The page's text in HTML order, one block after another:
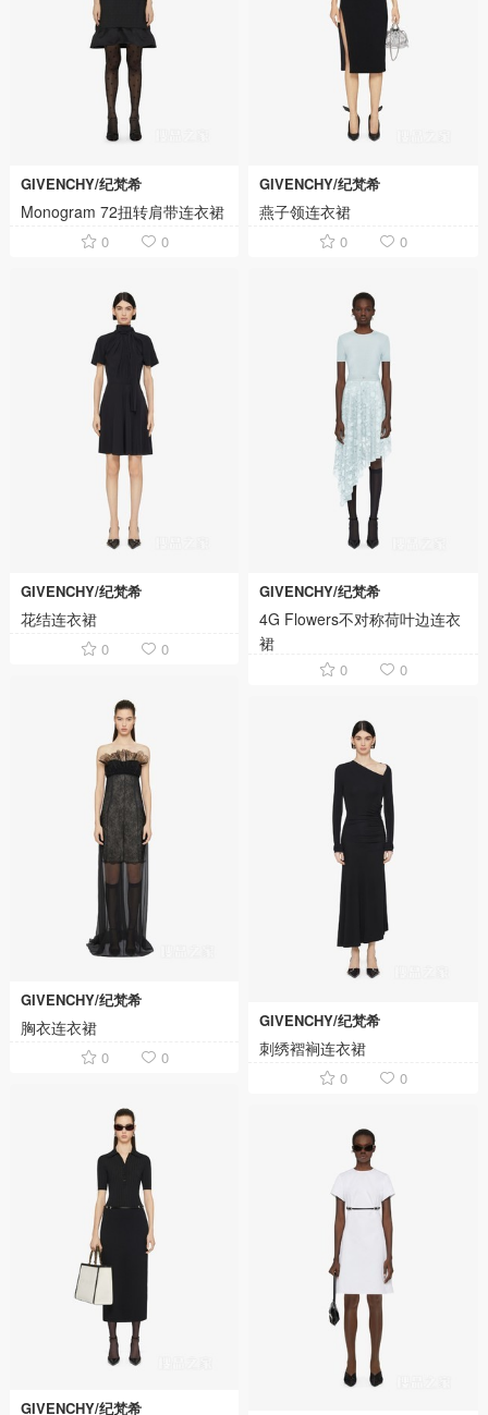
GIVENCHY/纪梵希
Monogram 72扭转肩带连衣裙
0 0
GIVENCHY/纪梵希
燕子领连衣裙
0 0
GIVENCHY/纪梵希
花结连衣裙
0 0
GIVENCHY/纪梵希
4G Flowers不对称荷叶边连衣
裙
0 0
GIVENCHY/纪梵希
胸衣连衣裙
0 0
GIVENCHY/纪梵希
刺绣褶裥连衣裙
0 0
GIVENCHY/纪梵希